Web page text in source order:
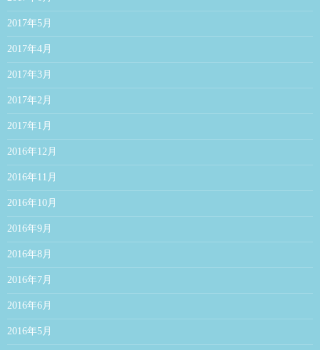
2017年5月
2017年4月
2017年3月
2017年2月
2017年1月
2016年12月
2016年11月
2016年10月
2016年9月
2016年8月
2016年7月
2016年6月
2016年5月